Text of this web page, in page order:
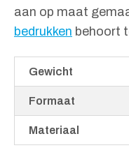
aan op maat
bedrukken behoort
Gewicht
Formaat
Materiaal